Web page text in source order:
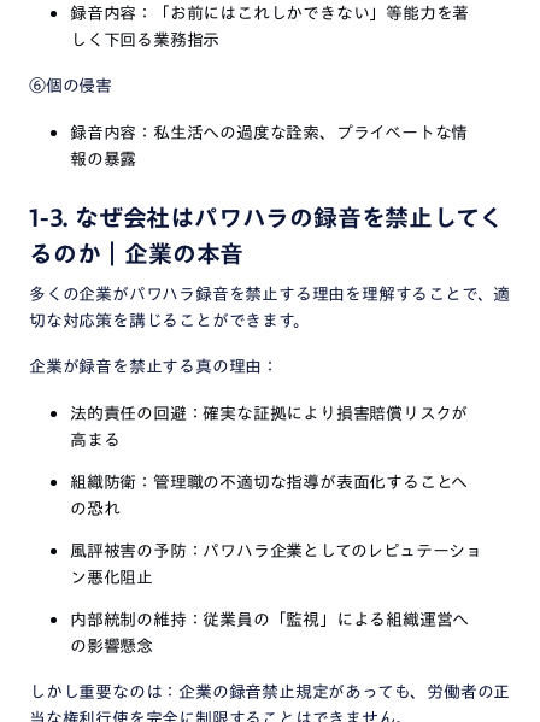
録音内容：「お前にはこれしかできない」等能力を著
しく下回る業務指示
⑥個の侵害
録音内容：私生活への過度な詮索、プライベートな情
報の暴露
1-3. なぜ会社はパワハラの録音を禁止してく
るのか｜企業の本音
多くの企業がパワハラ録音を禁止する理由を理解することで、適
切な対応策を講じることができます。
企業が録音を禁止する真の理由：
法的責任の回避：確実な証拠により損害賠償リスクが
高まる
組織防衛：管理職の不適切な指導が表面化することへ
の恐れ
風評被害の予防：パワハラ企業としてのレピュテーショ
ン悪化阻止
内部統制の維持：従業員の「監視」による組織運営へ
の影響懸念
しかし重要なのは：企業の録音禁止規定があっても、労働者の正
当な権利行使を完全に制限することはできません。